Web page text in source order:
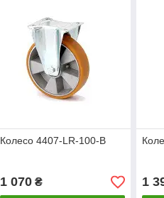
Колесо 4407-LR-100-B
1 070₴ 1